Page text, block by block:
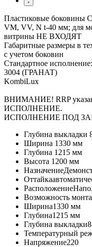
Пластиковые
VM, VV, N t-40 мм; для
витрины НЕ ВХОДЯТ
Габаритные размеры в
с учетом боковин
Стандартное исполнение:
3004 (ГРАНАТ)
KombiLux
ВНИМАНИЕ! RRP
ИСПОЛНЕНИЕ.
ИСПОЛНЕНИЕ ПОД
Глубина выкладки
Ширина 1330 мм
Глубина 1215 мм
Высота 1200 мм
Назначение
Оттайка
Расположение
Возможность
Ширина1330 мм
Глубина1215 мм
Глубина выкладки
Температурный
Напряжение220